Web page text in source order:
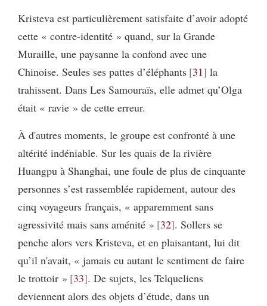
Kristeva est particulièrement satisfaite d’avoir adopté
cette « contre-identité » quand, sur la Grande
Muraille, une paysanne la confond avec une
Chinoise. Seules ses pattes d’éléphants 31 la
trahissent. Dans Les Samouraïs, elle admet qu’Olga
était « ravie » de cette erreur.
À d'autres moments, le groupe est confronté à une
altérité indéniable. Sur les quais de la rivière
Huangpu à Shanghai, une foule de plus de cinquante
personnes s’est rassemblée rapidement, autour des
cinq voyageurs français, « apparemment sans
agressivité mais sans aménité » 32 . Sollers se
penche alors vers Kristeva, et en plaisantant, lui dit
qu’il n'avait, « jamais eu autant le sentiment de faire
le trottoir » 33 . De sujets, les Telqueliens
deviennent alors des objets d’étude, dans un